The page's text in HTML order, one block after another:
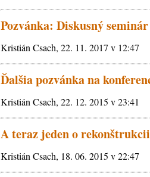
Pozvánka: Diskusný
Kristián Csach, 22. 11. 2017 v 12:47
Ďalšia pozvánka na
Kristián Csach, 22. 12. 2015 v 23:41
A teraz jeden o
Kristián Csach, 18. 06. 2015 v 22:47